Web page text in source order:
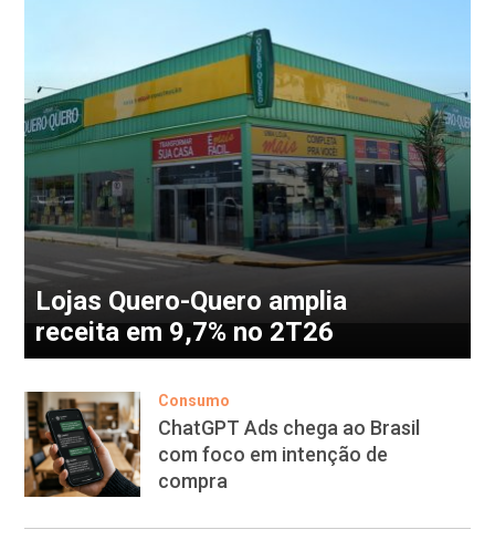
Lojas Quero-Quero amplia
receita em 9,7% no 2T26
Consumo
ChatGPT Ads chega ao Brasil
com foco em intenção de
compra